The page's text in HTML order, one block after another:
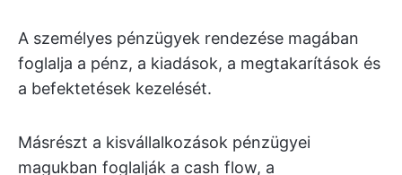
A személyes pénzügyek rendezése magában
foglalja a pénz, a kiadások, a megtakarítások és
a befektetések kezelését.
Másrészt a kisvállalkozások pénzügyei
magukban foglalják a cash flow, a